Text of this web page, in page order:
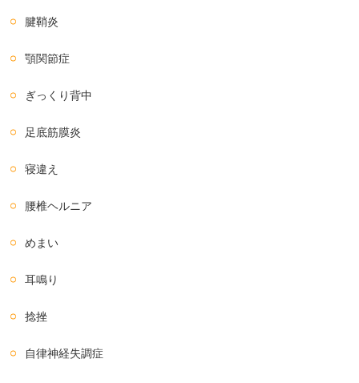
腱鞘炎
顎関節症
ぎっくり背中
足底筋膜炎
寝違え
腰椎ヘルニア
めまい
耳鳴り
捻挫
自律神経失調症